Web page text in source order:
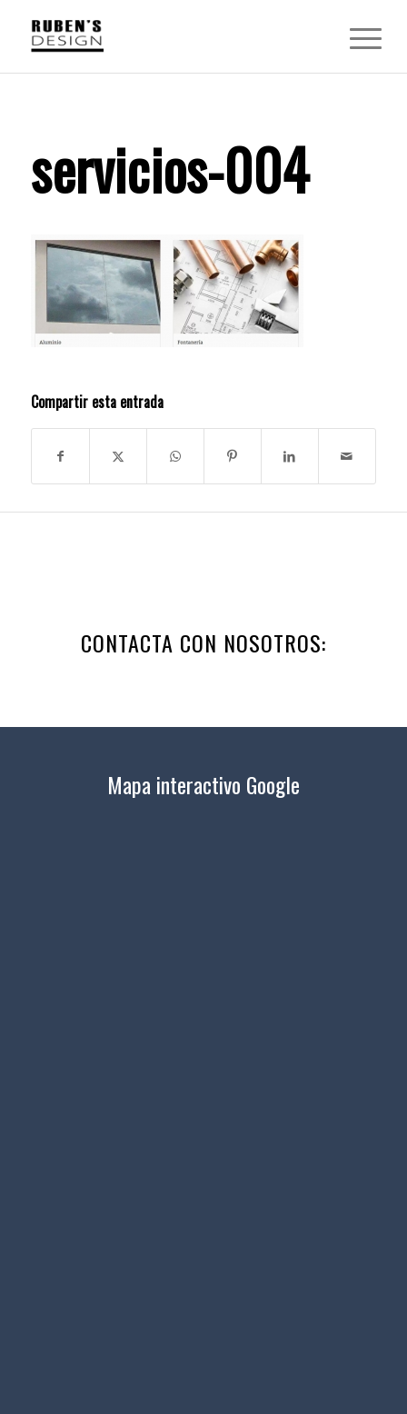
servicios-004
Compartir esta entrada
CONTACTA CON NOSOTROS:
Mapa interactivo Google